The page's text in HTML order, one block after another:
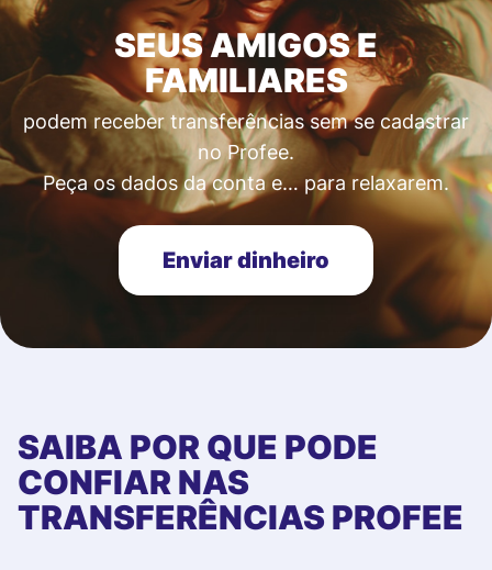
SEUS AMIGOS E
FAMILIARES
podem receber transferências sem se cadastrar
no Profee.
Peça os dados da conta e… para relaxarem.
Enviar dinheiro
SAIBA POR QUE PODE
CONFIAR NAS
TRANSFERÊNCIAS PROFEE